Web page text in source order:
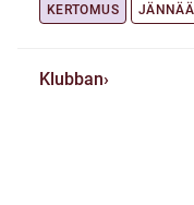
KERTOMUS
Klubban